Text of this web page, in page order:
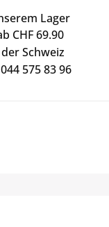
Lager
CHF 69.90
Schweiz
575 83 96